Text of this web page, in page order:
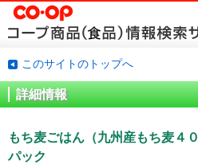
このサイトのトップへ
詳細情報
もち麦ごはん（九州産もち麦４
パック